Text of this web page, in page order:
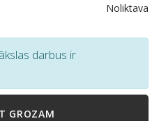
Noliktava
darbus ir
GROZAM